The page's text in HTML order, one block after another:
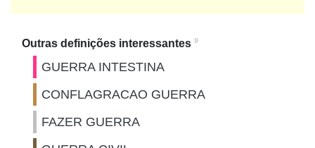
Outras definições interessantes 9
GUERRA INTESTINA
CONFLAGRACAO GUERRA
FAZER GUERRA